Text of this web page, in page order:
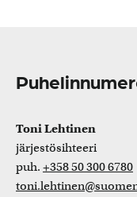
Toni Lehtinen
järjestösihteeri
puh. +358 50 300 6780